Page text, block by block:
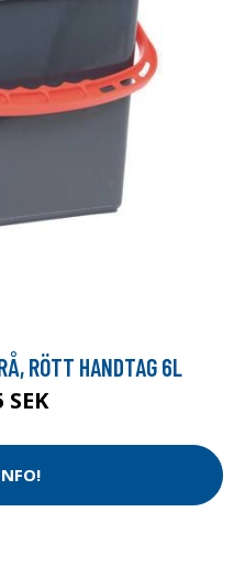
RÖTT HANDTAG 6L
SEK